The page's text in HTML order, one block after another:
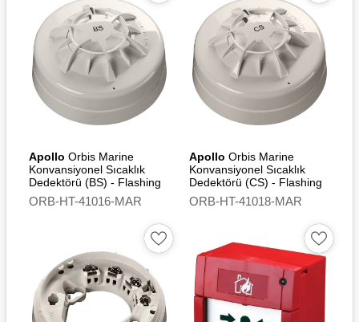
Terminaller: Nikel kaplamalı
paslanmaz çelik
Standards
EN54-5
Certifications
DNV - Det Norske Veritas
LR - Lloyd's Register EMEA
BV - Bureau Veritas
CRS - Croatian Register of
Shipping
Apollo Orbis Marine
Konvansiyonel Sıcaklık
Dedektörü (BS) - Flashing
Led
ORB-HT-41016-MAR
Apollo Orbis Marine
Konvansiyonel Sıcaklık
Dedektörü (CS) - Flashing
Led
ORB-HT-41018-MAR